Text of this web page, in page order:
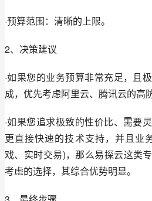
·预算范围：清晰的上限。
2、决策建议
·如果您的业务预算非常充足，且
成，优先考虑阿里云、腾讯云的高
·如果您追求极致的性价比、需要
更直接快速的技术支持，并且业
戏、实时交易)，那么易探云这类
考虑的选择，其综合优势明显。